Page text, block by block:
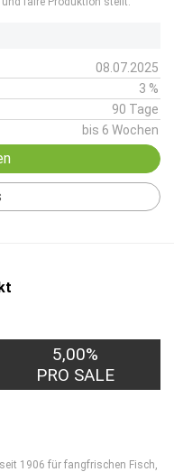
08.07.2025
3 %
90 Tage
bis 6 Wochen
5,00%
PRO SALE
1906 für fangfrischen Fisch,